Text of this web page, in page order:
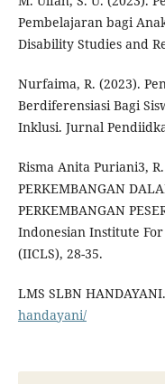
Pembelajaran bagi
Disability Studies and
Nurfaima, R. (2023).
Berdiferensiasi Bagi
Inklusi. Jurnal
Risma Anita Puriani3,
PERKEMBANGAN
PERKEMBANGAN
Indonesian Institute
(IICLS), 28-35.
LMS SLBN HANDAYANI.
handayani/